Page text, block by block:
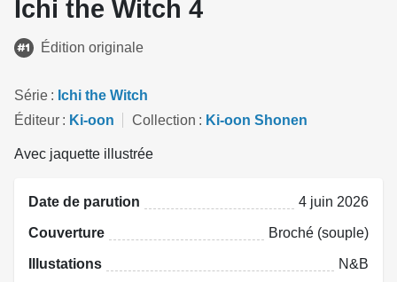
Ichi the Witch 4
Édition originale
Série
Ichi the Witch
Éditeur
Ki-oon Collection Ki-oon Shonen
Avec jaquette illustrée
Date de parution 4 juin 2026
Couverture Broché (souple)
Illustations N&B